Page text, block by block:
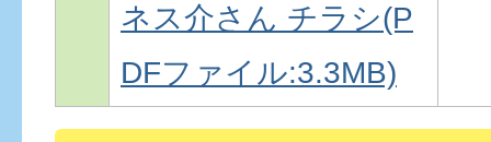
ネス介さん チラシ(P
DFファイル:3.3MB)